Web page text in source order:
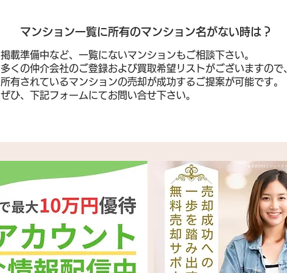
​マンション一覧に所有のマンション名がない時は？
掲載準備中など、一覧にないマンションもご相談下さい。
多くの仲介会社のご登録および買取希望リストがございますので
所有されているマンションの売却が成功するご提案が可能です。
​ぜひ、下記フォームにてお問い合せ下さい。